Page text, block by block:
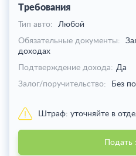
Требования
Тип авто:
Любой
Обязательные документы:
доходах
Подтверждение дохода: Да
Залог/поручительство:
Без
Штраф: уточняйте в
Подать